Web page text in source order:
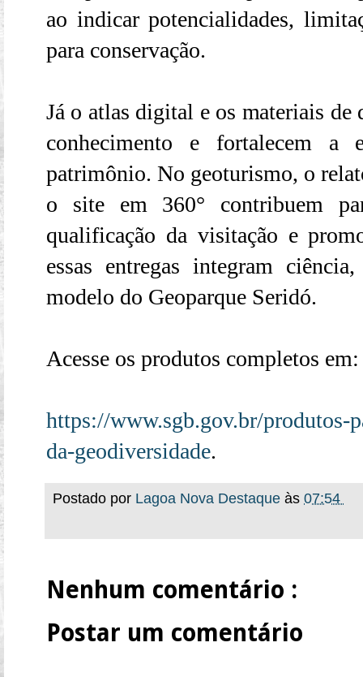
ao indicar potencialidades,
para conservação.
Já o atlas digital e os materiais de
conhecimento e fortalecem a
patrimônio. No geoturismo, o
o site em 360° contribuem
qualificação da visitação e
essas entregas integram
modelo do Geoparque Seridó.
Acesse os produtos completos em:
https://www.sgb.gov.br/produtos-
da-geodiversidade.
Postado por Lagoa Nova Destaque às 07:54
Nenhum comentário :
Postar um comentário